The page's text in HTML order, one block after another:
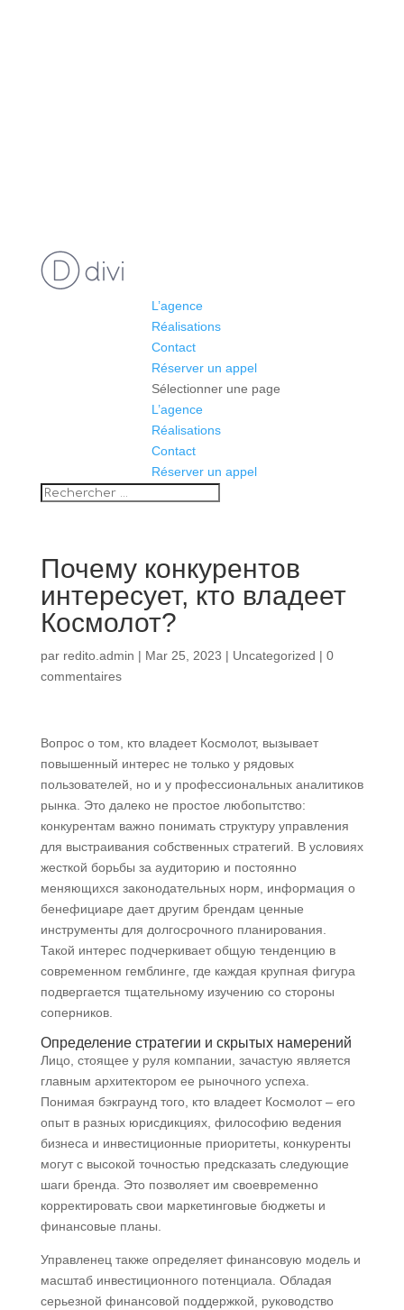
L’agence
Réalisations
Contact
Réserver un appel
Sélectionner une page
L’agence
Réalisations
Contact
Réserver un appel
Почему конкурентов
интересует, кто владеет
Космолот?
par redito.admin | Mar 25, 2023 | Uncategorized | 0
commentaires
Вопрос о том, кто владеет Космолот, вызывает
повышенный интерес не только у рядовых
пользователей, но и у профессиональных аналитиков
рынка. Это далеко не простое любопытство:
конкурентам важно понимать структуру управления
для выстраивания собственных стратегий. В условиях
жесткой борьбы за аудиторию и постоянно
меняющихся законодательных норм, информация о
бенефициаре дает другим брендам ценные
инструменты для долгосрочного планирования.
Такой интерес подчеркивает общую тенденцию в
современном гемблинге, где каждая крупная фигура
подвергается тщательному изучению со стороны
соперников.
Определение стратегии и скрытых намерений
Лицо, стоящее у руля компании, зачастую является
главным архитектором ее рыночного успеха.
Понимая бэкграунд того, кто владеет Космолот – его
опыт в разных юрисдикциях, философию ведения
бизнеса и инвестиционные приоритеты, конкуренты
могут с высокой точностью предсказать следующие
шаги бренда. Это позволяет им своевременно
корректировать свои маркетинговые бюджеты и
финансовые планы.
Управленец также определяет финансовую модель и
масштаб инвестиционного потенциала. Обладая
серьезной финансовой поддержкой, руководство